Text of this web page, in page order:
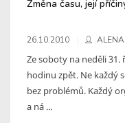
Změna času, její
26.10.2010
Ze soboty na neděli 31.
hodinu zpět. Ne každý
bez problémů. Každý
a ná ...